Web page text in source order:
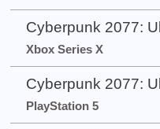
Cyberpunk 2077:
Xbox Series X
Cyberpunk 2077:
PlayStation 5